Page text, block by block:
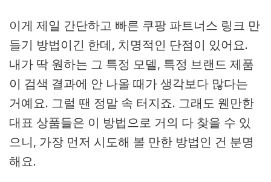
이게 제일 간단하고 빠른 쿠팡 파트너스 링크 만
들기 방법이긴 한데, 치명적인 단점이 있어요.
내가 딱 원하는 그 특정 모델, 특정 브랜드 제품
이 검색 결과에 안 나올 때가 생각보다 많다는
거예요. 그럴 땐 정말 속 터지죠. 그래도 웬만한
대표 상품들은 이 방법으로 거의 다 찾을 수 있
으니, 가장 먼저 시도해 볼 만한 방법인 건 분명
해요.